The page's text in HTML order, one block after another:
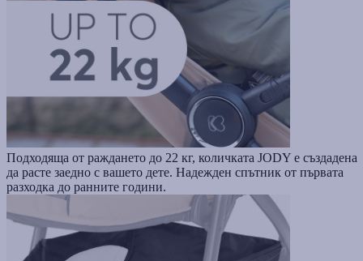
Подходяща от раждането до 22 кг, количката JODY е създадена
да расте заедно с вашето дете. Надежден спътник от първата
разходка до ранните години.